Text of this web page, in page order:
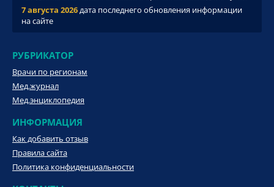
7 августа 2026дата последнего обновления информации
на сайте
РУБРИКАТОР
Врачи по регионам
Мед.журнал
Мед.энциклопедия
ИНФОРМАЦИЯ
Как добавить отзыв
Правила сайта
Политика конфиденциальности